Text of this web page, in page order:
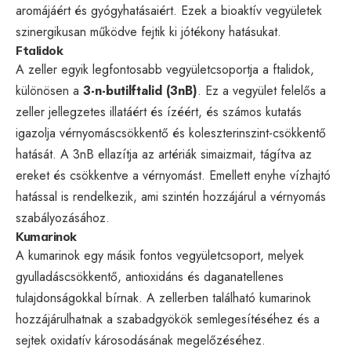
aromájáért és gyógyhatásaiért. Ezek a bioaktív vegyületek
szinergikusan működve fejtik ki jótékony hatásukat.
Ftalidok
A zeller egyik legfontosabb vegyületcsoportja a ftalidok,
különösen a 3-n-butilftalid (3nB). Ez a vegyület felelős a
zeller jellegzetes illatáért és ízéért, és számos kutatás
igazolja vérnyomáscsökkentő és koleszterinszint-csökkentő
hatását. A 3nB ellazítja az artériák simaizmait, tágítva az
ereket és csökkentve a vérnyomást. Emellett enyhe vízhajtó
hatással is rendelkezik, ami szintén hozzájárul a vérnyomás
szabályozásához.
Kumarinok
A kumarinok egy másik fontos vegyületcsoport, melyek
gyulladáscsökkentő, antioxidáns és daganatellenes
tulajdonságokkal bírnak. A zellerben található kumarinok
hozzájárulhatnak a szabadgyökök semlegesítéséhez és a
sejtek oxidatív károsodásának megelőzéséhez.